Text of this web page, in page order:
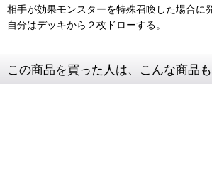
相手が効果モンスターを特殊召喚した場合に
自分はデッキから２枚ドローする。
この商品を買った人は、こんな商品